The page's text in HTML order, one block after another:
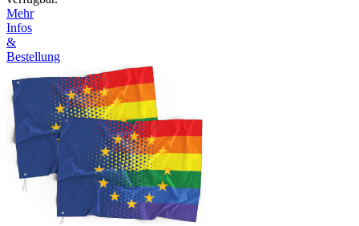
Mehr
Infos
&
Bestellung